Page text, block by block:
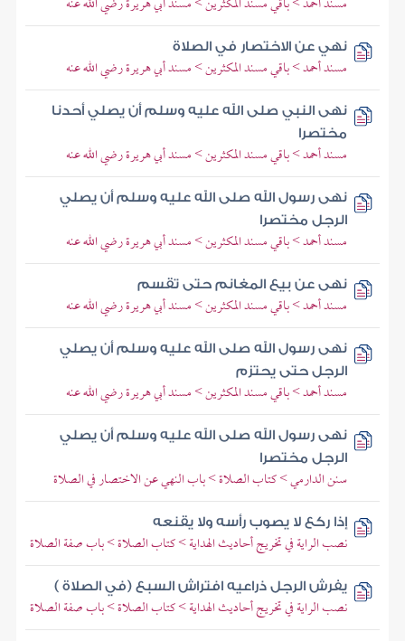
نهي عن الاختصار في الصلاة
مسند أحمد > باقي مسند المكثرين > مسند أبي هريرة رضي الله عنه
نهى النبي صلى الله عليه وسلم أن يصلي أحدنا
مختصرا
مسند أحمد > باقي مسند المكثرين > مسند أبي هريرة رضي الله عنه
نهى رسول الله صلى الله عليه وسلم أن يصلي
الرجل مختصرا
مسند أحمد > باقي مسند المكثرين > مسند أبي هريرة رضي الله عنه
نهى عن بيع المغانم حتى تقسم
مسند أحمد > باقي مسند المكثرين > مسند أبي هريرة رضي الله عنه
نهى رسول الله صلى الله عليه وسلم أن يصلي
الرجل حتى يحتزم
مسند أحمد > باقي مسند المكثرين > مسند أبي هريرة رضي الله عنه
نهى رسول الله صلى الله عليه وسلم أن يصلي
الرجل مختصرا
سنن الدارمي > كتاب الصلاة > باب النهي عن الاختصار في الصلاة
إذا ركع لا يصوب رأسه ولا يقنعه
نصب الراية في تخريج أحاديث الهداية > كتاب الصلاة > باب صفة الصلاة
يفرش الرجل ذراعيه افتراش السبع (في الصلاة )
نصب الراية في تخريج أحاديث الهداية > كتاب الصلاة > باب صفة الصلاة